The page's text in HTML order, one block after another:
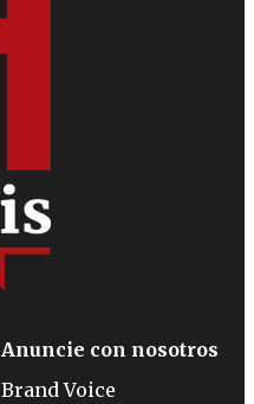
Anuncie con nosotros
Brand Voice